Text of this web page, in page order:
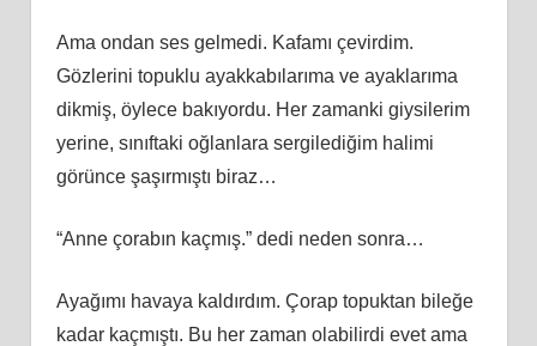
Ama ondan ses gelmedi. Kafamı çevirdim.
Gözlerini topuklu ayakkabılarıma ve ayaklarıma
dikmiş, öylece bakıyordu. Her zamanki giysilerim
yerine, sınıftaki oğlanlara sergilediğim halimi
görünce şaşırmıştı biraz…
“Anne çorabın kaçmış.” dedi neden sonra…
Ayağımı havaya kaldırdım. Çorap topuktan bileğe
kadar kaçmıştı. Bu her zaman olabilirdi evet ama